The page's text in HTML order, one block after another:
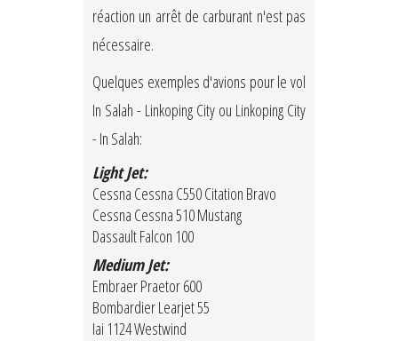
réaction un arrêt de carburant n'est pas
nécessaire.
Quelques exemples d'avions pour le vol
In Salah - Linkoping City ou Linkoping City
- In Salah:
Light Jet:
Cessna Cessna C550 Citation Bravo
Cessna Cessna 510 Mustang
Dassault Falcon 100
Medium Jet:
Embraer Praetor 600
Bombardier Learjet 55
Iai 1124 Westwind